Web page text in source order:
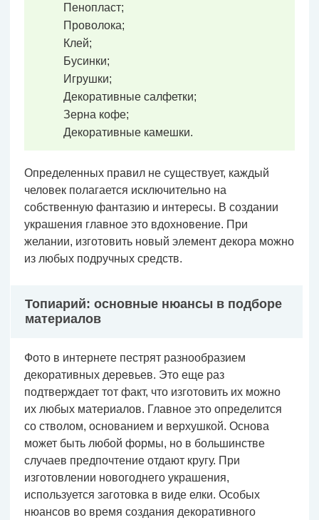
Пенопласт;
Проволока;
Клей;
Бусинки;
Игрушки;
Декоративные салфетки;
Зерна кофе;
Декоративные камешки.
Определенных правил не существует, каждый
человек полагается исключительно на
собственную фантазию и интересы. В создании
украшения главное это вдохновение. При
желании, изготовить новый элемент декора можно
из любых подручных средств.
Топиарий: основные нюансы в подборе
материалов
Фото в интернете пестрят разнообразием
декоративных деревьев. Это еще раз
подтверждает тот факт, что изготовить их можно
их любых материалов. Главное это определится
со стволом, основанием и верхушкой. Основа
может быть любой формы, но в большинстве
случаев предпочтение отдают кругу. При
изготовлении новогоднего украшения,
используется заготовка в виде елки. Особых
нюансов во время создания декоративного